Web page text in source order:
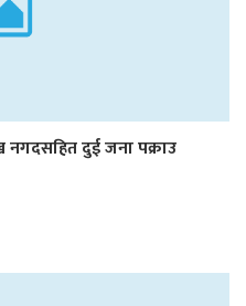
नगदसहित दुई जना पक्राउ